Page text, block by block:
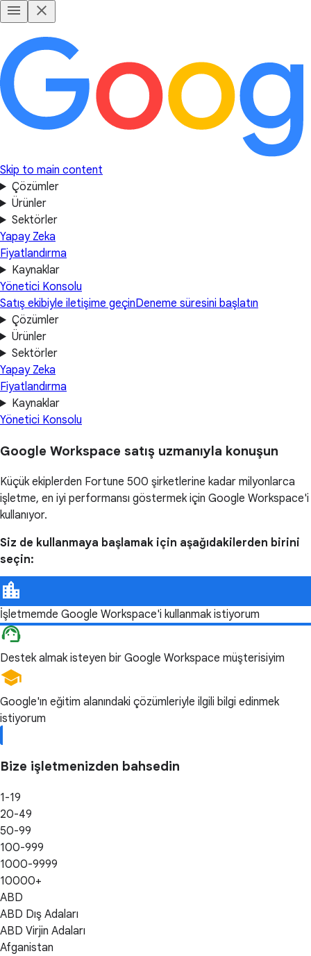
Skip to main content
Çözümler
Ürünler
Sektörler
Yapay Zeka
Fiyatlandırma
Kaynaklar
Yönetici Konsolu
Satış ekibiyle iletişime geçinDeneme süresini başlatın
Çözümler
Ürünler
Sektörler
Yapay Zeka
Fiyatlandırma
Kaynaklar
Yönetici Konsolu
Google Workspace satış uzmanıyla konuşun
Küçük ekiplerden Fortune 500 şirketlerine kadar milyonlarca
işletme, en iyi performansı göstermek için Google Workspace'i
kullanıyor.
Siz de kullanmaya başlamak için aşağıdakilerden birini
seçin:
İşletmemde Google Workspace'i kullanmak istiyorum
Destek almak isteyen bir Google Workspace müşterisiyim
Google'ın eğitim alanındaki çözümleriyle ilgili bilgi edinmek
istiyorum
Bize işletmenizden bahsedin
1-19
20-49
50-99
100-999
1000-9999
10000+
ABD
ABD Dış Adaları
ABD Virjin Adaları
Afganistan